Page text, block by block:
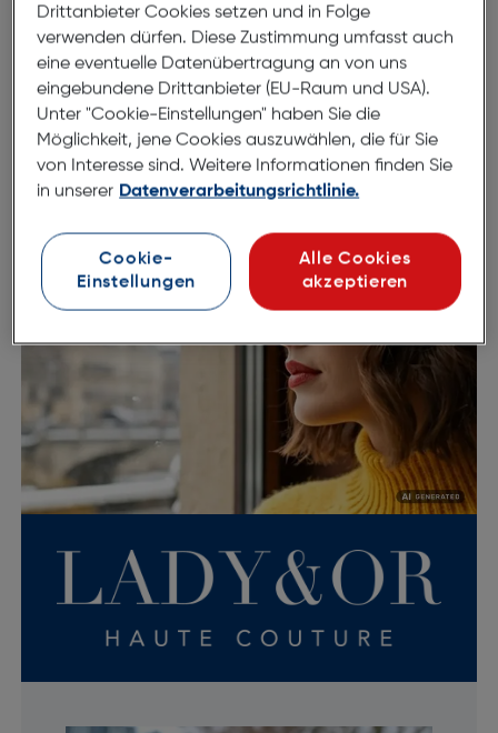
World of Lady&or
Drittanbieter Cookies setzen und in Folge
verwenden dürfen. Diese Zustimmung umfasst auch
eine eventuelle Datenübertragung an von uns
eingebundene Drittanbieter (EU-Raum und USA).
Unter "Cookie-Einstellungen" haben Sie die
Möglichkeit, jene Cookies auszuwählen, die für Sie
von Interesse sind. Weitere Informationen finden Sie
in unserer Datenverarbeitungsrichtlinie.
Cookie-
Einstellungen
Alle Cookies
akzeptieren